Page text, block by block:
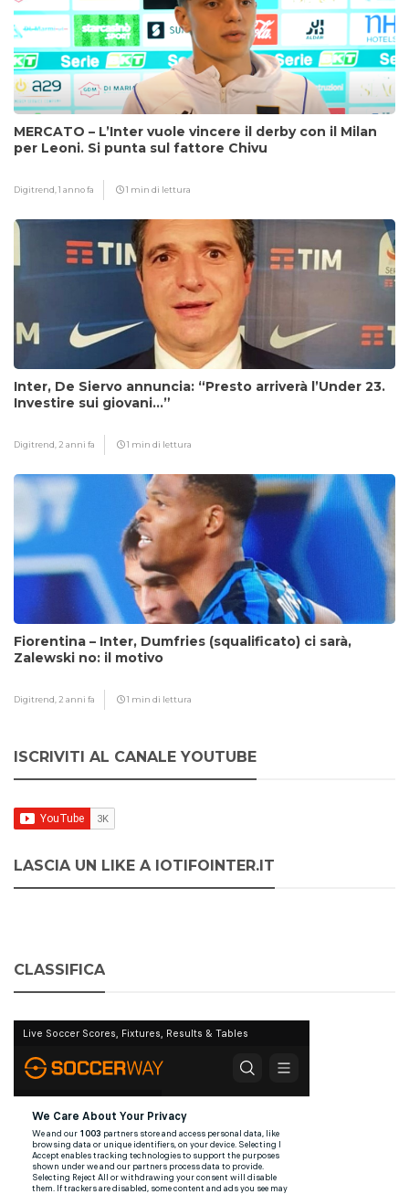
MERCATO – L’Inter vuole vincere il derby con il Milan
per Leoni. Si punta sul fattore Chivu
Digitrend,1 anno fa 1 min di lettura
Inter, De Siervo annuncia: “Presto arriverà l’Under 23.
Investire sui giovani…”
Digitrend, 2 anni fa 1 min di lettura
Fiorentina – Inter, Dumfries (squalificato) ci sarà,
Zalewski no: il motivo
Digitrend, 2 anni fa 1 min di lettura
ISCRIVITI AL CANALE YOUTUBE
LASCIA UN LIKE A IOTIFOINTER.IT
CLASSIFICA